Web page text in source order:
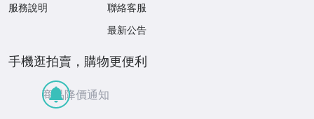
服務說明
聯絡客服
最新公告
手機逛拍賣，購物更便利
商品降價通知